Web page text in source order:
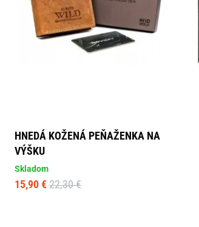
HNEDÁ KOŽENÁ PEŇAŽENKA NA
VÝŠKU
Skladom
15,90 € 22,30 €